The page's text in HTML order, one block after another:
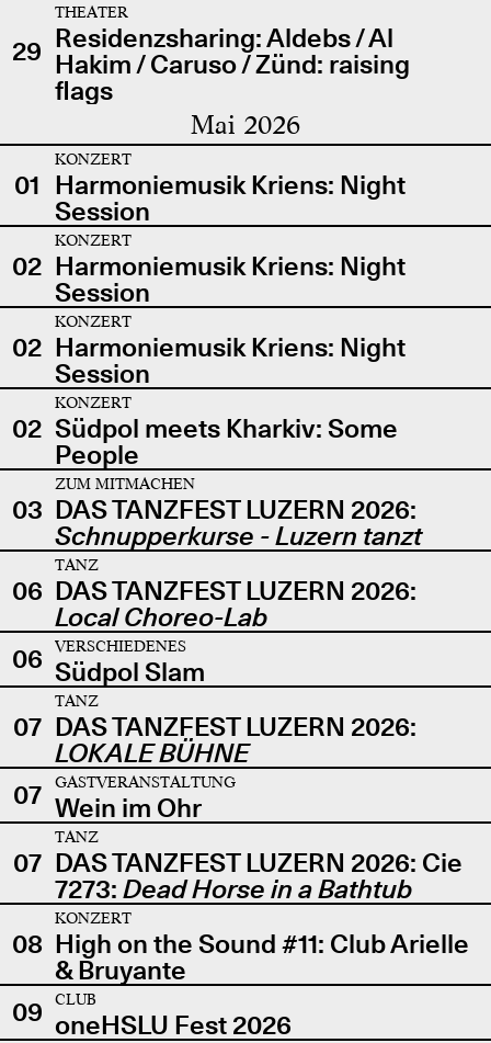
29
THEATER
Residenzsharing: Aldebs / Al
Hakim / Caruso / Zünd: raising
flags
Mai 2026
01
KONZERT
Harmoniemusik Kriens: Night
Session
02
KONZERT
Harmoniemusik Kriens: Night
Session
02
KONZERT
Harmoniemusik Kriens: Night
Session
02
KONZERT
Südpol meets Kharkiv: Some
People
03
ZUM MITMACHEN
DAS TANZFEST LUZERN 2026:
Schnupperkurse - Luzern tanzt
06
TANZ
DAS TANZFEST LUZERN 2026:
Local Choreo-Lab
06
VERSCHIEDENES
Südpol Slam
07
TANZ
DAS TANZFEST LUZERN 2026:
LOKALE BÜHNE
07
GASTVERANSTALTUNG
Wein im Ohr
07
TANZ
DAS TANZFEST LUZERN 2026: Cie
7273: Dead Horse in a Bathtub
08
KONZERT
High on the Sound #11: Club Arielle
& Bruyante
09
CLUB
oneHSLU Fest 2026